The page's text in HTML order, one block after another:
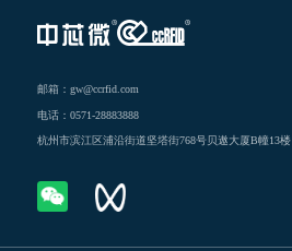
邮箱：gw@ccrfid.com
电话：0571-28883888
杭州市滨江区浦沿街道坚塔街768号贝遨大厦B幢13楼